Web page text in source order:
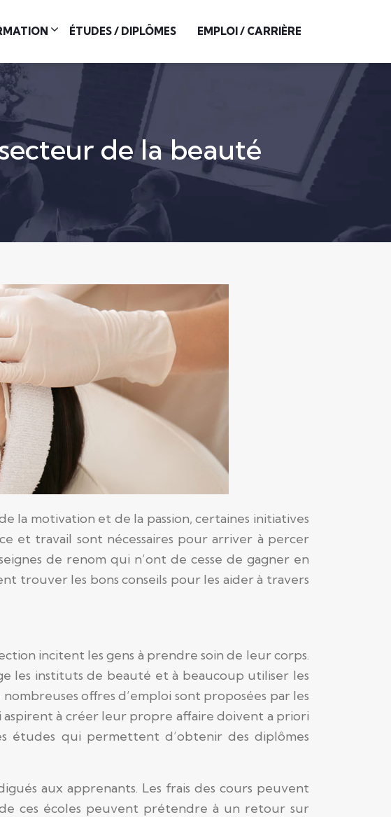
ÉTUDES / DIPLÔMES EMPLOI / CARRIÈRE
de la beauté
la motivation et de la passion, certaines initiatives
et travail sont nécessaires pour arriver à percer
de renom qui n’ont de cesse de gagner en
trouver les bons conseils pour les aider à travers
incitent les gens à prendre soin de leur corps.
les instituts de beauté et à beaucoup utiliser les
offres d’emploi sont proposées par les
à créer leur propre affaire doivent a priori
études qui permettent d’obtenir des diplômes
aux apprenants. Les frais des cours peuvent
ces écoles peuvent prétendre à un retour sur